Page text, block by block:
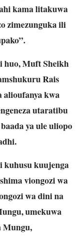
kama litakuwa
zimezunguka ili
huo, Muft Sheikh
Rais
kwa
utaratibu
ya ule uliopo
kuhusu kuujenga
viongozi wa
wa dini na
umekuwa
Mungu,